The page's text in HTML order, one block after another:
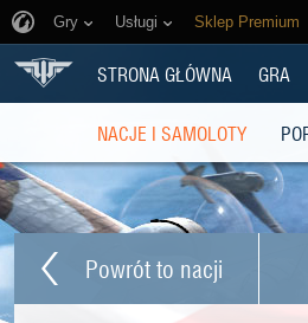
Gry Usługi Sklep Premium
STRONA GŁÓWNA GRA
NACJE I SAMOLOTY
Powrót to nacji